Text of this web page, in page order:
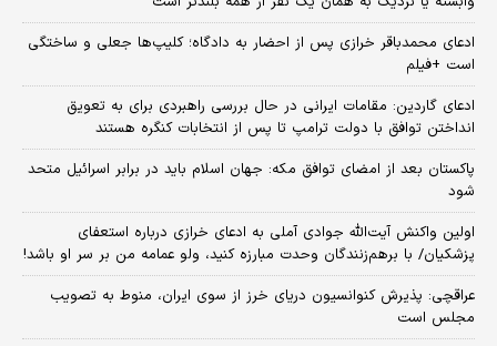
ادعای محمدباقر خرازی پس از احضار به دادگاه؛ کلیپ‌ها جعلی و ساختگی
است +فیلم
ادعای گاردین: مقامات ایرانی در حال بررسی راهبردی برای به تعویق
انداختن توافق با دولت ترامپ تا پس از انتخابات کنگره هستند
پاکستان بعد از امضای توافق مکه: جهان اسلام باید در برابر اسرائیل متحد
شود
اولین واکنش آیت‌الله جوادی آملی به ادعای خرازی درباره استعفای
پزشکیان/ با برهم‌زنندگان وحدت مبارزه کنید، ولو عمامه من بر سر او باشد!
عراقچی: پذیرش کنوانسیون دریای خرز از سوی ایران، منوط به تصویب
مجلس است